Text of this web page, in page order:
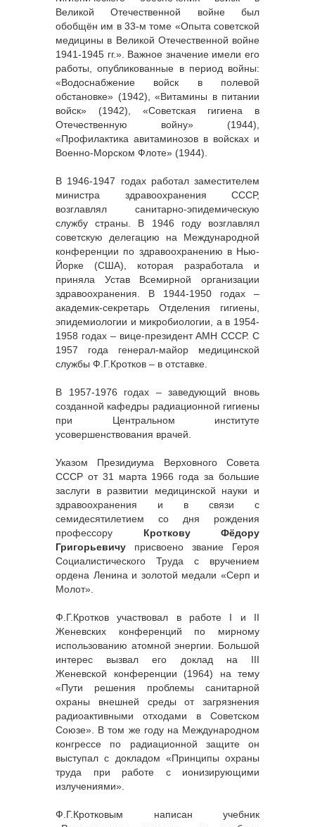
Великой Отечественной войне был
обобщён им в 33-м томе «Опыта советской
медицины в Великой Отечественной войне
1941-1945 гг.». Важное значение имели его
работы, опубликованные в период войны:
«Водоснабжение войск в полевой
обстановке» (1942), «Витамины в питании
войск» (1942), «Советская гигиена в
Отечественную войну» (1944),
«Профилактика авитаминозов в войсках и
Военно-Морском Флоте» (1944).
В 1946-1947 годах работал заместителем
министра здравоохранения СССР,
возглавлял санитарно-эпидемическую
службу страны. В 1946 году возглавлял
советскую делегацию на Международной
конференции по здравоохранению в Нью-
Йорке (США), которая разработала и
приняла Устав Всемирной организации
здравоохранения. В 1944-1950 годах ‒
академик-секретарь Отделения гигиены,
эпидемиологии и микробиологии, а в 1954-
1958 годах ‒ вице-президент АМН СССР. С
1957 года генерал-майор медицинской
службы Ф.Г.Кротков ‒ в отставке.
В 1957-1976 годах ‒ заведующий вновь
созданной кафедры радиационной гигиены
при Центральном институте
усовершенствования врачей.
Указом Президиума Верховного Совета
СССР от 31 марта 1966 года за большие
заслуги в развитии медицинской науки и
здравоохранения и в связи с
семидесятилетием со дня рождения
профессору Кроткову Фёдору
Григорьевичу присвоено звание Героя
Социалистического Труда с вручением
ордена Ленина и золотой медали «Серп и
Молот».
Ф.Г.Кротков участвовал в работе I и II
Женевских конференций по мирному
использованию атомной энергии. Большой
интерес вызвал его доклад на III
Женевской конференции (1964) на тему
«Пути решения проблемы санитарной
охраны внешней среды от загрязнения
радиоактивными отходами в Советском
Союзе». В том же году на Международном
конгрессе по радиационной защите он
выступал с докладом «Принципы охраны
труда при работе с ионизирующими
излучениями».
Ф.Г.Кротковым написан учебник